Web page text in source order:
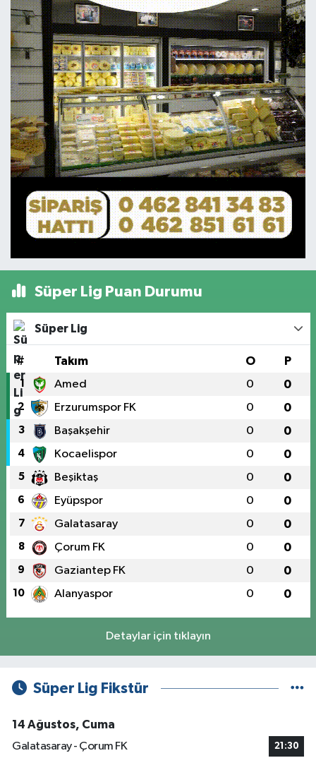
Süper Lig Puan Durumu
Süper Lig
# Takım O P
1 Amed 0 0
2 Erzurumspor FK 0 0
3 Başakşehir 0 0
4 Kocaelispor 0 0
5 Beşiktaş 0 0
6 Eyüpspor 0 0
7 Galatasaray 0 0
8 Çorum FK 0 0
9 Gaziantep FK 0 0
10 Alanyaspor 0 0
Detaylar için tıklayın
Süper Lig Fikstür
14 Ağustos, Cuma
Galatasaray - Çorum FK
21:30